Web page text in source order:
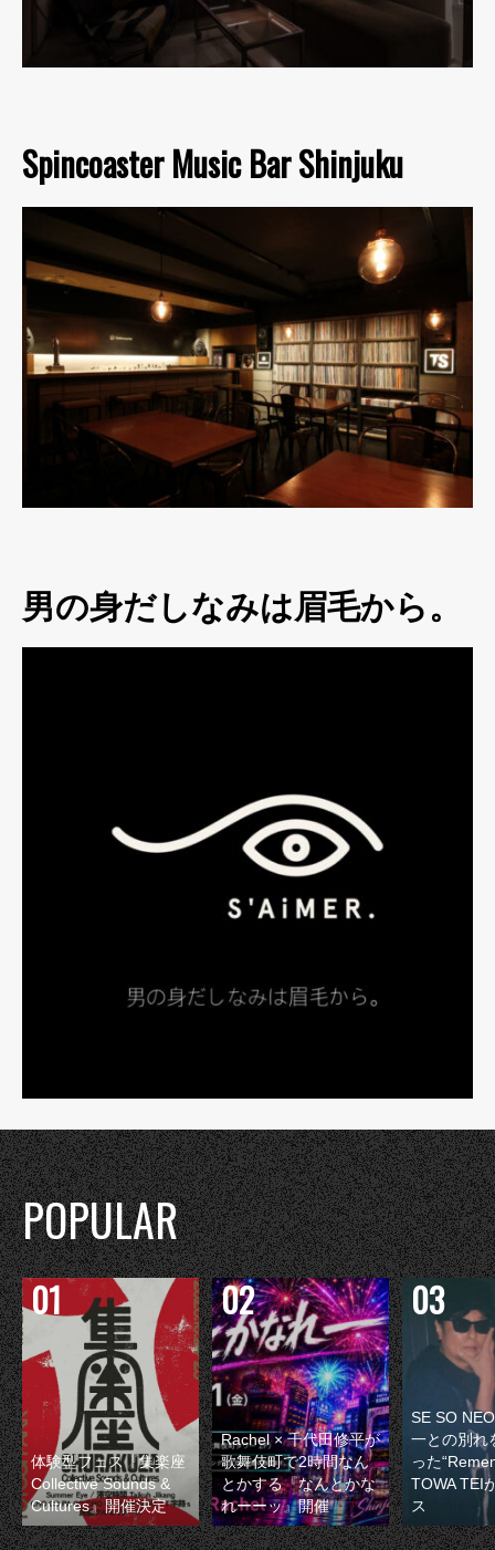
Spincoaster Music Bar Shinjuku
男の身だしなみは眉毛から。
POPULAR
体験型フェス『集楽座
Collective Sounds &
Cultures』開催決定
Rachel × 千代田修平が
歌舞伎町で2時間なん
とかする『なんとかな
れーーッ』開催
SE SO
一との別れ
った
TOWA TEI
ス